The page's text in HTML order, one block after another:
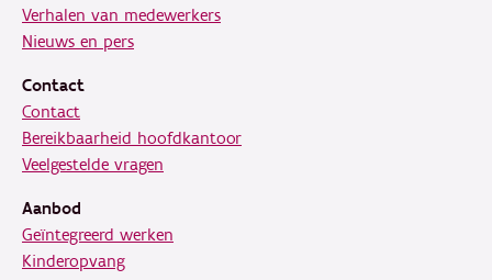
Verhalen van medewerkers
Nieuws en pers
Contact
Contact
Bereikbaarheid hoofdkantoor
Veelgestelde vragen
Aanbod
Geïntegreerd werken
Kinderopvang